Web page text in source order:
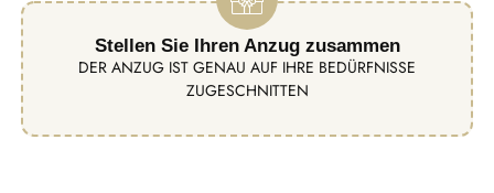
Stellen Sie Ihren Anzug zusammen
DER ANZUG IST GENAU AUF IHRE BEDÜRFNISSE
ZUGESCHNITTEN